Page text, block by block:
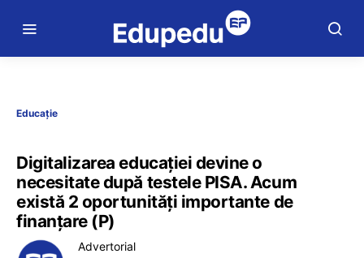
Educație
Digitalizarea educației devine o
necesitate după testele PISA. Acum
există 2 oportunități importante de
finanțare (P)
Advertorial